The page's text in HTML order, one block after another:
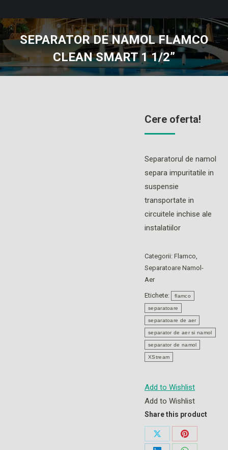
SEPARATOR DE NAMOL FLAMCO
CLEAN SMART 1 1/2”
You are here:
Cere oferta!
Separatorul de namol
separa impuritatile in
suspensie
transportate in
circuitele inchise ale
instalatiilor
Categorii: Flamco,
Separatoare Namol-
Aer
Etichete: flamco
separatoare
separatoare de aer
separator de aer si namol
separator de namol
XStream
Add to Wishlist
Add to Wishlist
Share this product
Share
Share